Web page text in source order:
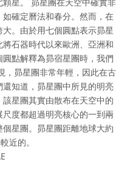
確定曆法和春分。然而，在
。由於用七個圓點表示昴星
石器時代以來歐洲、亞洲和
點解釋為昴宿星團時，我們
，昴星團非常年輕，因此在古
知道，昴星團中所見的明亮
星團其實由散布在天空中的
度都超過明亮核心的一到兩
星團。昴星團距離地球大約
近的。